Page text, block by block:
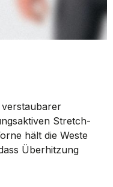
Stretch-
hält die Weste
Überhitzung